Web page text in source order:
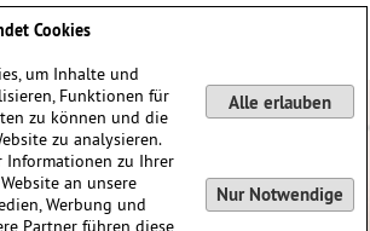
Cookies
um Inhalte und
Funktionen für
zu können und die
zu analysieren.
Informationen zu Ihrer
an unsere
Werbung und
Partner führen diese
Alle erlauben
Nur Notwendige